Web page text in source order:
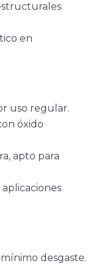
en
uso regular.
óxido
apto para
desgaste.